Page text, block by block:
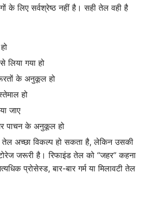
के लिए सर्वश्रेष्ठ नहीं है। सही तेल वही है
लिया गया हो
के अनुकूल हो
हो
जाए
पाचन के अनुकूल हो
तेल अच्छा विकल्प हो सकता है, लेकिन उसकी
जरूरी है। रिफाइंड तेल को “जहर” कहना
प्रोसेस्ड, बार-बार गर्म या मिलावटी तेल